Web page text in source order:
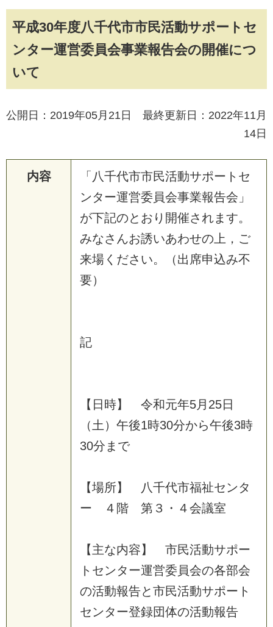
平成30年度八千代市市民活動サポートセ
ンター運営委員会事業報告会の開催につ
いて
公開日：2019年05月21日 最終更新日：2022年11月
14日
内容 「 八千代市市民活動サポー ト セ
ンター運営委員会事業報告会 」
が下記のと お り 開催さ れま す。
みなさ んお誘いあわせの 上 ， ご
来場 く ださ い。 （出 席申込み不
要）
記
【 日 時】 令和元年5月 25日
（ 土 ） 午後1時30分から午後3時
30分 ま で
【場所】 八千代市福祉センタ
ー
４ 階 第 ３ ・ ４会議室
【主な内容】 市民活動サポー
ト センター運営委員会の各部会
の活動報告と市民活動サポー ト
センター登録団体の活動報告